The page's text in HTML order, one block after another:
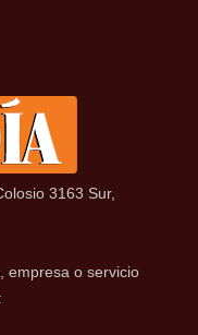
3163 Sur,
empresa o servicio